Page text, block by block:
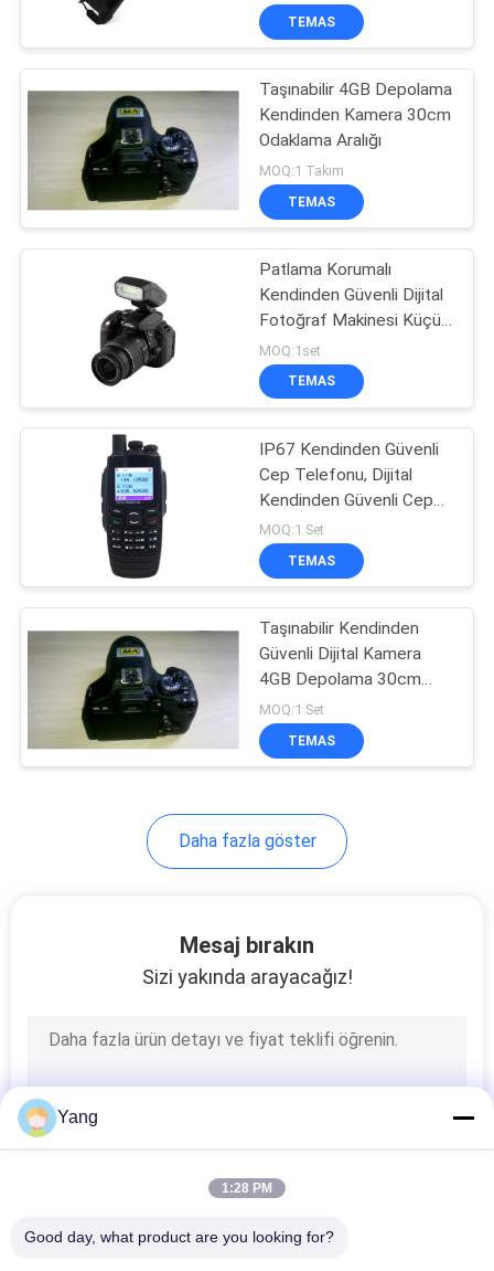
Yangın söndürme
ekipmanı
266
EOD Ekipmanları
Kendinden Güvenli
Enstrüman
portatif gaz
Duvar Radarı
Üzerinden
TEMAS
Taşınabilir 4GB Depolama
Kendinden Kamera 30cm
Odaklama Aralığı
MOQ:1 Takım
TEMAS
Patlama Korumalı
Kendinden Güvenli Dijital
Fotoğraf Makinesi Küçük
Boy Siyah Renkli
MOQ:1set
TEMAS
IP67 Kendinden Güvenli
Cep Telefonu, Dijital
Kendinden Güvenli Cep
Telefonu
MOQ:1 Set
TEMAS
Taşınabilir Kendinden
Güvenli Dijital Kamera
4GB Depolama 30cm
Odaklama Aralığı
MOQ:1 Set
TEMAS
Daha fazla göster
Mesaj bırakın
Sizi yakında arayacağız!
Yang
1:28 PM
Good day, what product are you looking for?